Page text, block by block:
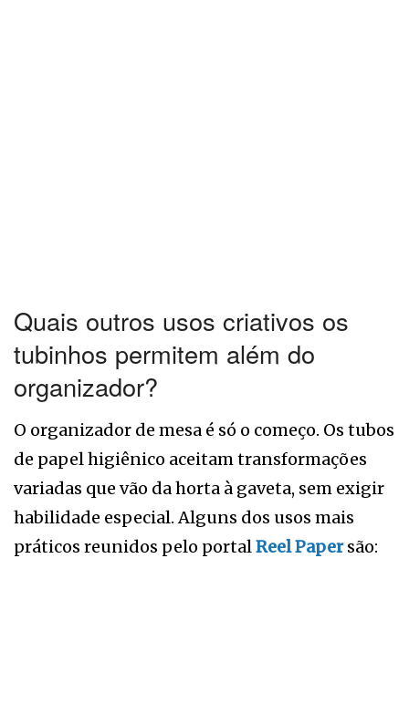
Quais outros usos criativos os
tubinhos permitem além do
organizador?
O organizador de mesa é só o começo. Os tubos
de papel higiênico aceitam transformações
variadas que vão da horta à gaveta, sem exigir
habilidade especial. Alguns dos usos mais
práticos reunidos pelo portalReel Papersão: